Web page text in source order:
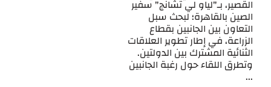
القصير، بـ"لياو لي تشانج" سفير
الصين بالقاهرة؛ لبحث سبل
التعاون بين الجانبين بقطاع
الزراعة، في إطار تطوير العلاقات
الثنائية المشترك بين الدولتين.
وتطرق اللقاء حول رغبة الجانبين
...